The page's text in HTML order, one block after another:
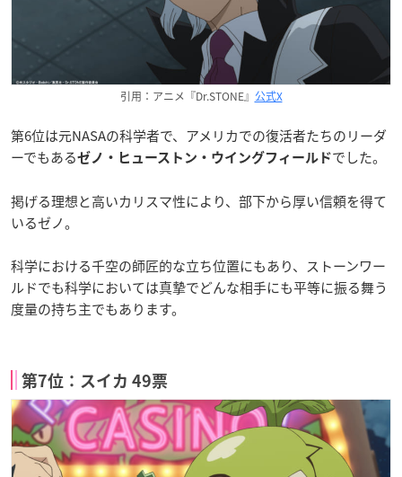
引用：アニメ『Dr.STONE』 公式X
第6位は元NASAの科学者で、アメリカでの復活者たちのリーダ
ーでもあるゼノ・ヒューストン・ウイングフィールドでした。
掲げる理想と高いカリスマ性により、部下から厚い信頼を得て
いるゼノ。
科学における千空の師匠的な立ち位置にもあり、ストーンワー
ルドでも科学においては真摯でどんな相手にも平等に振る舞う
度量の持ち主でもあります。
第7位：スイカ 49票